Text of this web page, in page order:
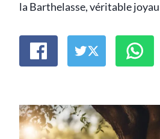
la Barthelasse, véritable